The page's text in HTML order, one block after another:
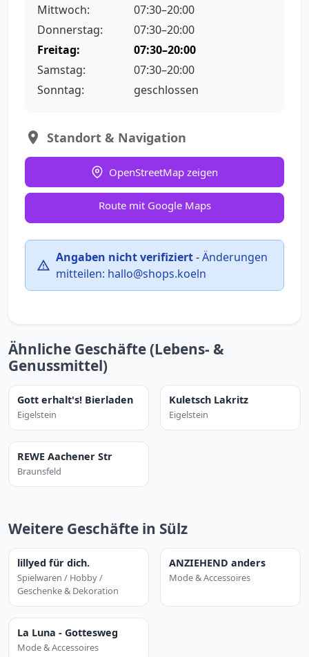
Mittwoch:
07:30–20:00
Donnerstag:
07:30–20:00
Freitag:
07:30–20:00
Samstag:
07:30–20:00
Sonntag:
geschlossen
Standort & Navigation
OpenStreetMap zeigen
Route mit Google Maps
Angaben nicht verifiziert-Änderungen
mitteilen: hallo@shops.koeln
Ähnliche Geschäfte (Lebens- &
Genussmittel)
Gott erhalt's! Bierladen
Eigelstein
Kuletsch Lakritz
Eigelstein
REWE Aachener Str
Braunsfeld
Weitere Geschäfte in Sülz
lillyed für dich.
Spielwaren / Hobby /
Geschenke & Dekoration
ANZIEHEND anders
Mode & Accessoires
La Luna - Gottesweg
Mode & Accessoires